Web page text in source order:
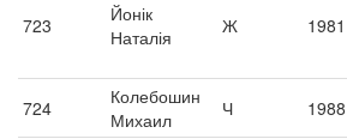
723
Йонік
Наталія
Ж 1981
724
Колебошин
Михаил
Ч 1988